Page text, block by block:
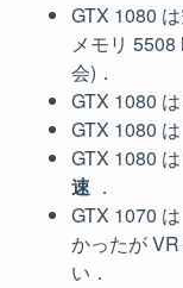
GTX 1080
メモリ
会)．
GTX 1080
GTX 1080
GTX 1080
速 ．
GTX 1070
かったが
い．